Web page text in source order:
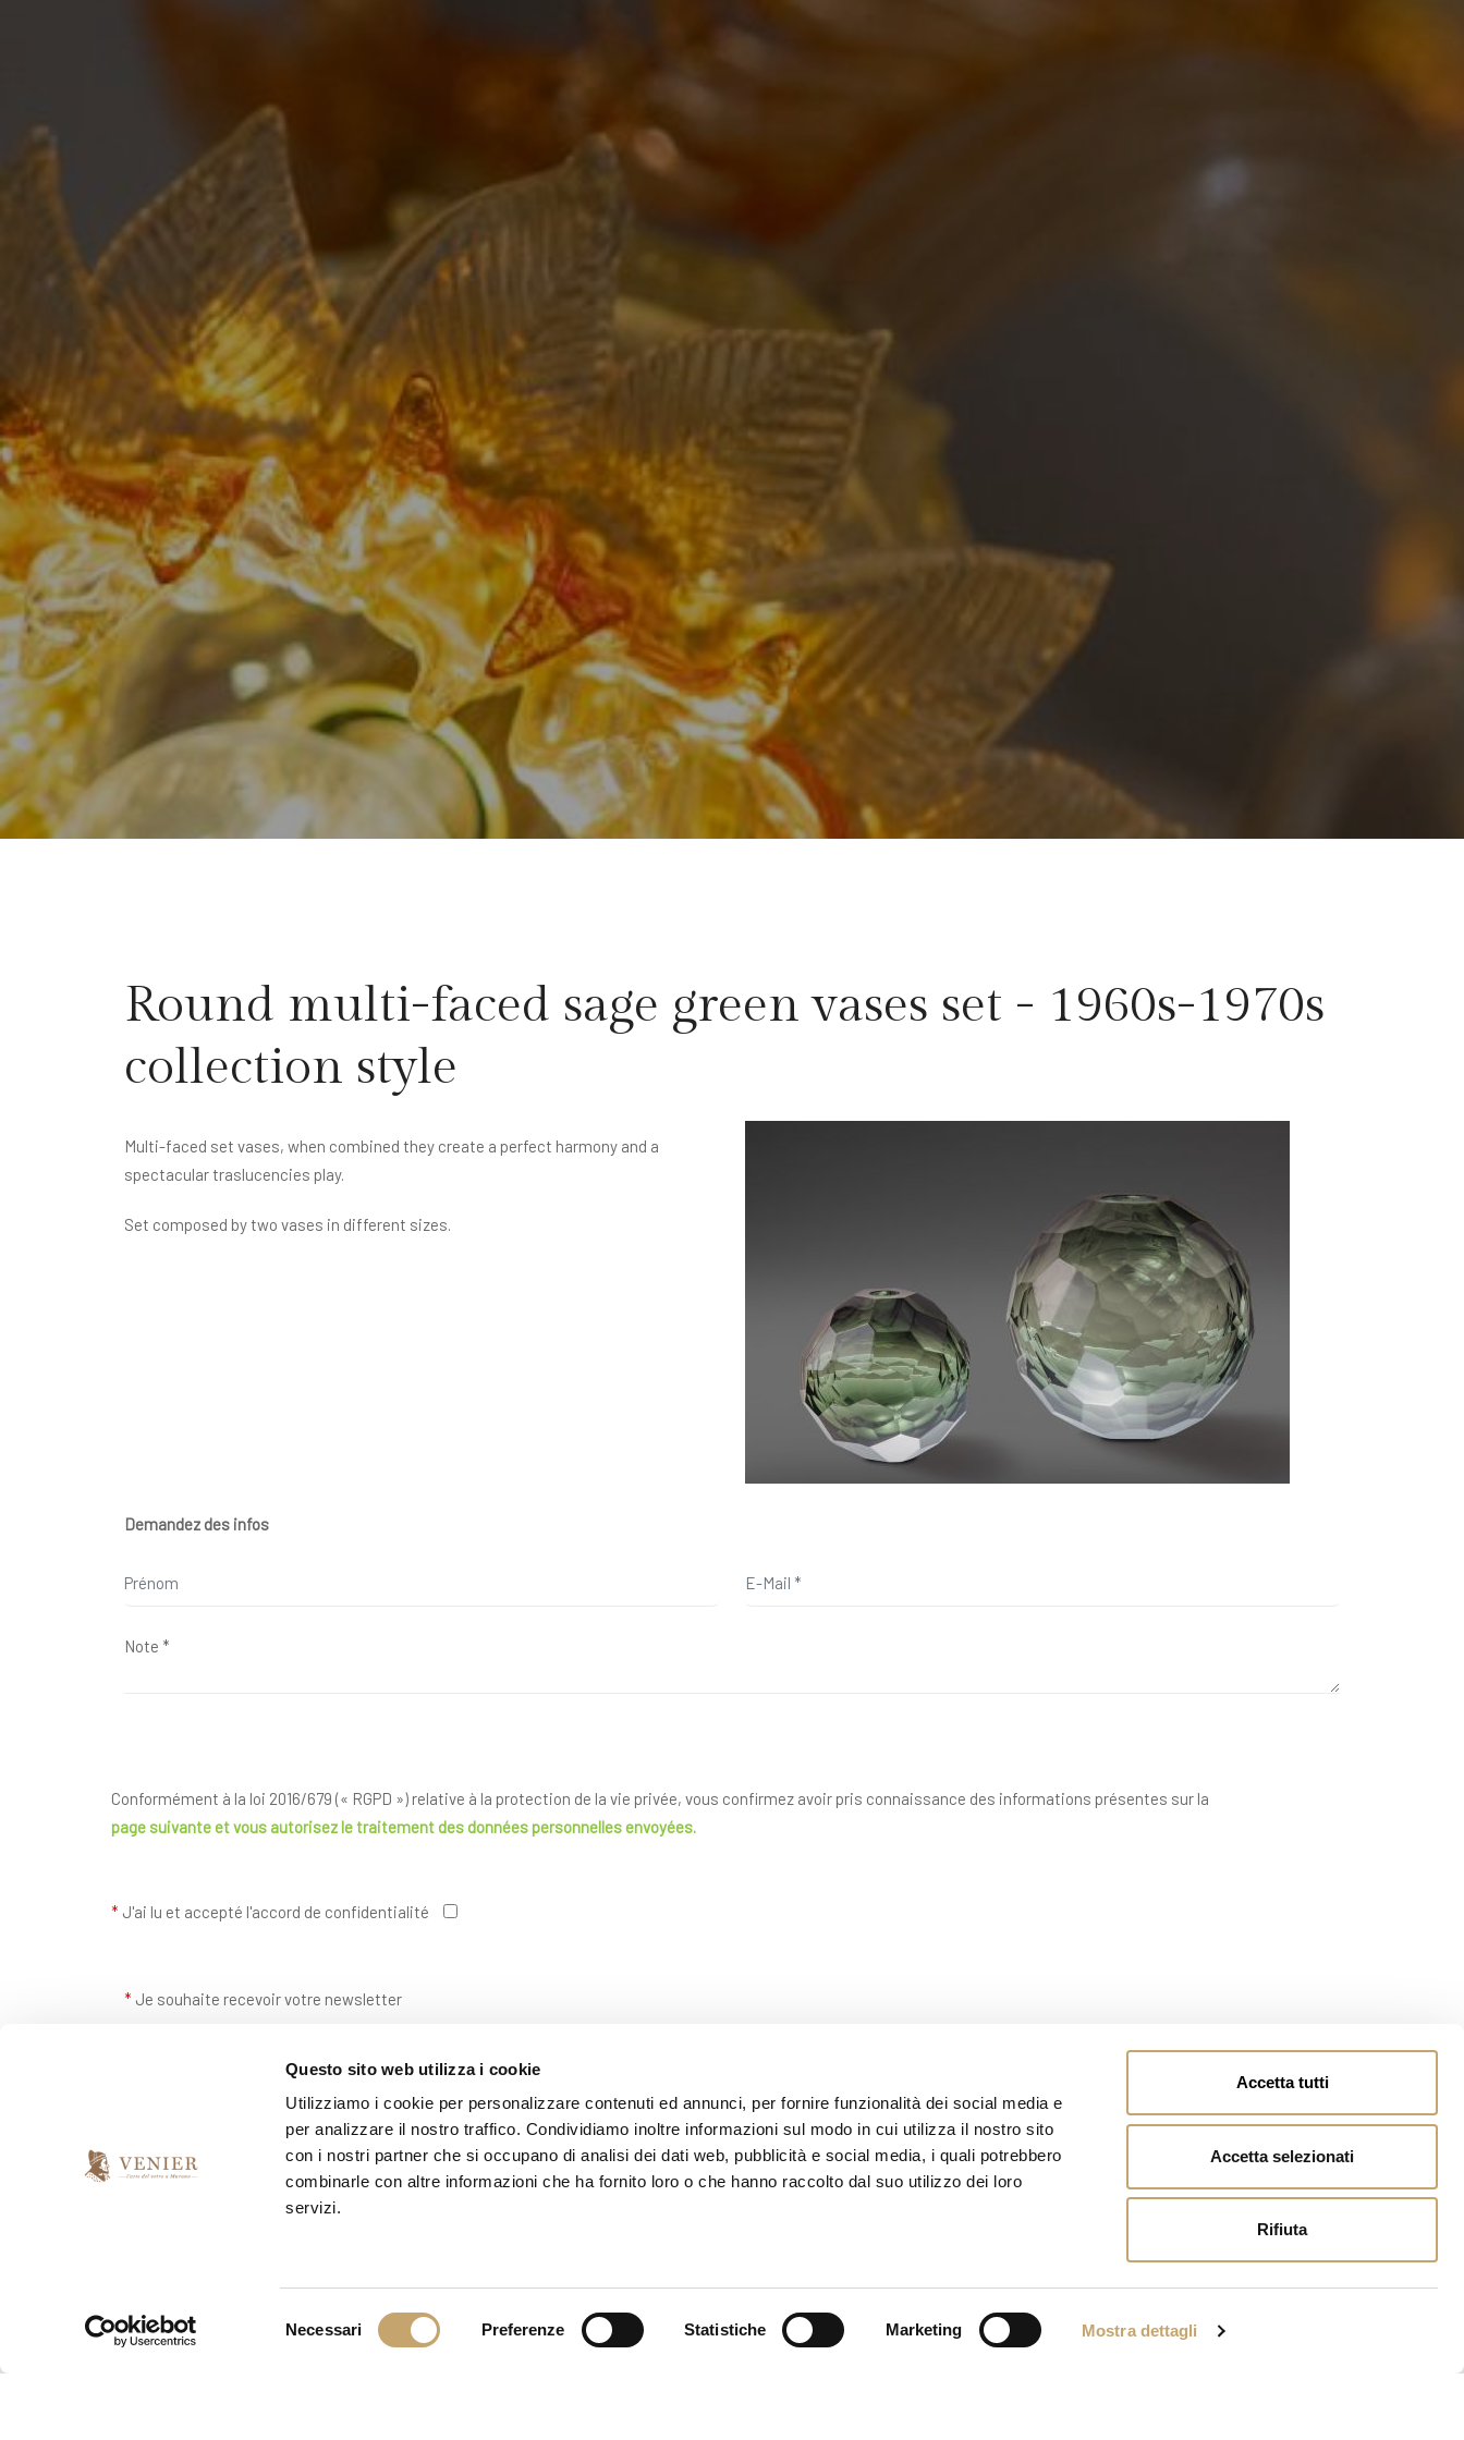
Questo sito web utilizza i cookie
Utilizziamo i cookie per personalizzare contenuti ed annunci, per fornire funzionalità dei social media e
per analizzare il nostro traffico. Condividiamo inoltre informazioni sul modo in cui utilizza il nostro sito
con i nostri partner che si occupano di analisi dei dati web, pubblicità e social media, i quali potrebbero
combinarle con altre informazioni che ha fornito loro o che hanno raccolto dal suo utilizzo dei loro
servizi.
Necessari Preferenze Statistiche Marketing Mostra dettagli
Accetta tutti
Accetta selezionati
Rifiuta
Round multi-faced sage green vases set - 1960s-1970s
collection style
Multi-faced set vases, when combined they create a perfect harmony and a
spectacular traslucencies play.
Set composed by two vases in different sizes.
Demandez des infos
Conformément à la loi 2016/679 (« RGPD ») relative à la protection de la vie privée, vous confirmez avoir pris connaissance des informations présentes sur la
page suivanteet vous autorisez le traitement des données personnelles envoyées.
* J'ai lu et accepté l'accord de confidentialité
* Je souhaite recevoir votre newsletter
ENVOYER
Les champs avec * sont obligatoires